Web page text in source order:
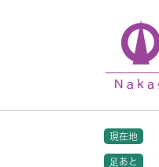
現在地
足あと